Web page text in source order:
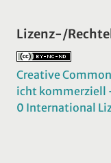
Lizenz-/
Creative
icht kommerziell
0 International